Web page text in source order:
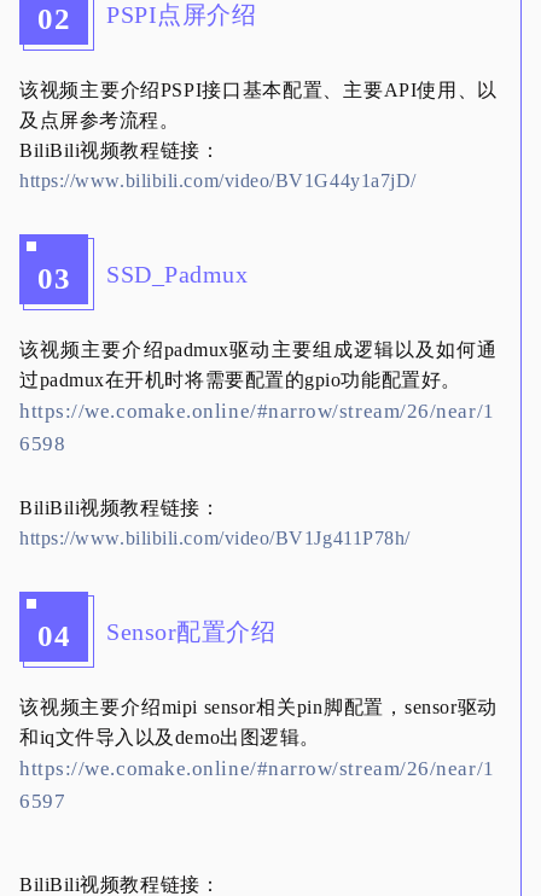
02 PSPI点屏介绍
该视频主要介绍PSPI接口基本配置、主要API使用、以
及点屏参考流程。
BiliBili视频教程链接：
https://www.bilibili.com/video/BV1G44y1a7jD/
03 SSD_Padmux
该视频主要介绍padmux驱动主要组成逻辑以及如何通
过padmux在开机时将需要配置的gpio功能配置好。
https://we.comake.online/#narrow/stream/26/near/1
6598
BiliBili视频教程链接：
https://www.bilibili.com/video/BV1Jg411P78h/
04 Sensor配置介绍
该视频主要介绍mipi sensor相关pin脚配置，sensor驱动
和iq文件导入以及demo出图逻辑。
https://we.comake.online/#narrow/stream/26/near/1
6597
BiliBili视频教程链接：